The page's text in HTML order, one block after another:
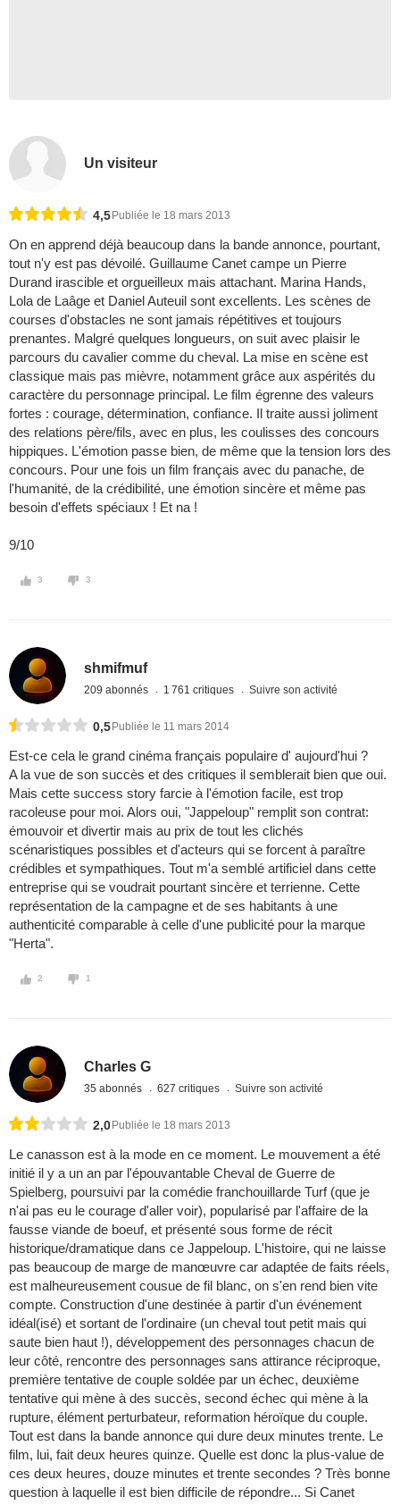
Un visiteur
4,5 Publiée le 18 mars 2013
On en apprend déjà beaucoup dans la bande annonce, pourtant,
tout n'y est pas dévoilé. Guillaume Canet campe un Pierre
Durand irascible et orgueilleux mais attachant. Marina Hands,
Lola de Laâge et Daniel Auteuil sont excellents. Les scènes de
courses d'obstacles ne sont jamais répétitives et toujours
prenantes. Malgré quelques longueurs, on suit avec plaisir le
parcours du cavalier comme du cheval. La mise en scène est
classique mais pas mièvre, notamment grâce aux aspérités du
caractère du personnage principal. Le film égrenne des valeurs
fortes : courage, détermination, confiance. Il traite aussi joliment
des relations père/fils, avec en plus, les coulisses des concours
hippiques. L'émotion passe bien, de même que la tension lors des
concours. Pour une fois un film français avec du panache, de
l'humanité, de la crédibilité, une émotion sincère et même pas
besoin d'effets spéciaux ! Et na !
9/10
3 3
shmifmuf
209 abonnés 1 761 critiques Suivre son activité
0,5 Publiée le 11 mars 2014
Est-ce cela le grand cinéma français populaire d' aujourd'hui ?
A la vue de son succès et des critiques il semblerait bien que oui.
Mais cette success story farcie à l'émotion facile, est trop
racoleuse pour moi. Alors oui, "Jappeloup" remplit son contrat:
émouvoir et divertir mais au prix de tout les clichés
scénaristiques possibles et d'acteurs qui se forcent à paraître
crédibles et sympathiques. Tout m'a semblé artificiel dans cette
entreprise qui se voudrait pourtant sincère et terrienne. Cette
représentation de la campagne et de ses habitants à une
authenticité comparable à celle d'une publicité pour la marque
"Herta".
2 1
Charles G
35 abonnés 627 critiques Suivre son activité
2,0 Publiée le 18 mars 2013
Le canasson est à la mode en ce moment. Le mouvement a été
initié il y a un an par l'épouvantable Cheval de Guerre de
Spielberg, poursuivi par la comédie franchouillarde Turf (que je
n'ai pas eu le courage d'aller voir), popularisé par l'affaire de la
fausse viande de boeuf, et présenté sous forme de récit
historique/dramatique dans ce Jappeloup. L'histoire, qui ne laisse
pas beaucoup de marge de manœuvre car adaptée de faits réels,
est malheureusement cousue de fil blanc, on s'en rend bien vite
compte. Construction d'une destinée à partir d'un événement
idéal(isé) et sortant de l'ordinaire (un cheval tout petit mais qui
saute bien haut !), développement des personnages chacun de
leur côté, rencontre des personnages sans attirance réciproque,
première tentative de couple soldée par un échec, deuxième
tentative qui mène à des succès, second échec qui mène à la
rupture, élément perturbateur, reformation héroïque du couple.
Tout est dans la bande annonce qui dure deux minutes trente. Le
film, lui, fait deux heures quinze. Quelle est donc la plus-value de
ces deux heures, douze minutes et trente secondes ? Très bonne
question à laquelle il est bien difficile de répondre... Si Canet